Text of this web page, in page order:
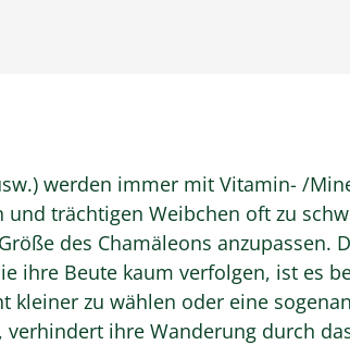
werden immer mit Vitamin- /
trächtigen Weibchen oft zu
des Chamäleons anzupassen.
ihre Beute kaum verfolgen, ist es
zu wählen oder eine
ihre Wanderung durch